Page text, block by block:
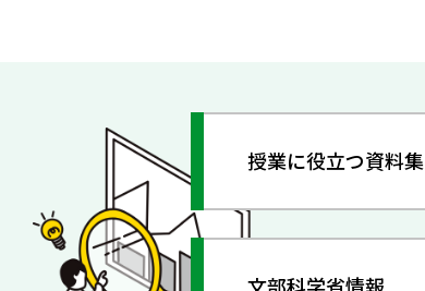
授業に役立つ資料集